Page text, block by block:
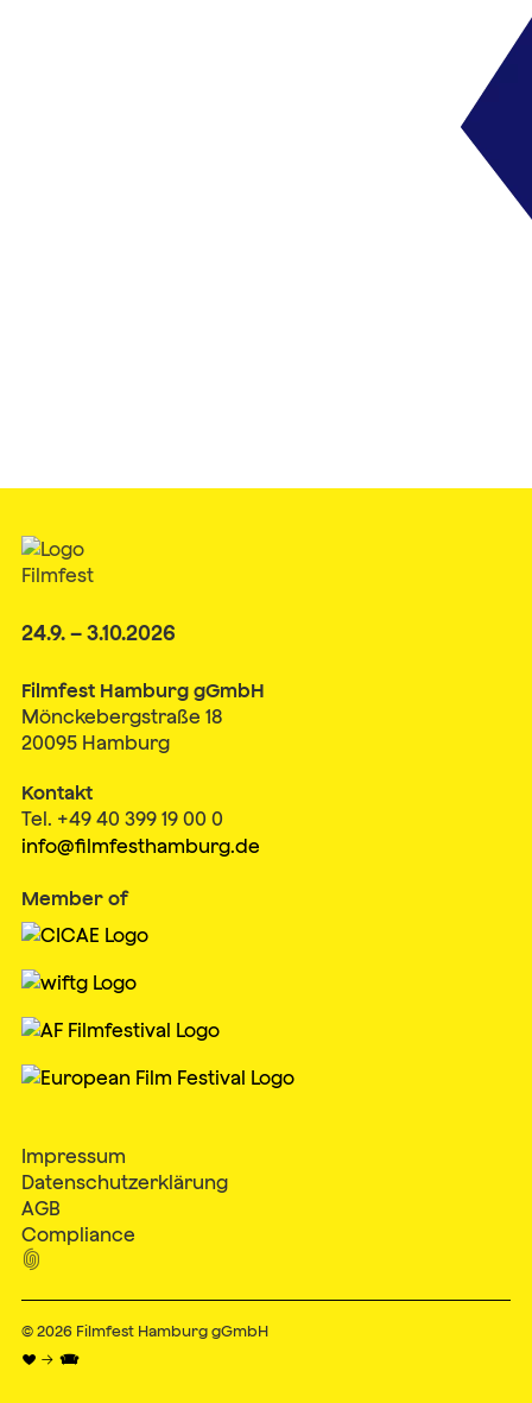
24.9. – 3.10.2026
Filmfest Hamburg gGmbH
Mönckebergstraße 18
20095 Hamburg
Kontakt
Tel. +49 40 399 19 00 0
info@filmfesthamburg.de
Member of
Impressum
Datenschutzerklärung
AGB
Compliance

© 2026 Filmfest Hamburg gGmbH
♥ → 